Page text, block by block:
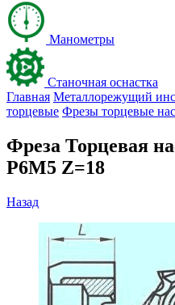
Манометры
Станочная оснастка
Главная Металлорежущий
торцевые Фрезы торцевые
Фреза Торцевая
Р6М5 Z=18
Назад